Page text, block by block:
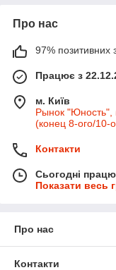
Про нас
97% позитивних з
Працює з
м. Київ
Рынок "Юность",
(конец 8-ого/10-
Контакти
Сьогодні
Показати весь
Про нас
Контакти